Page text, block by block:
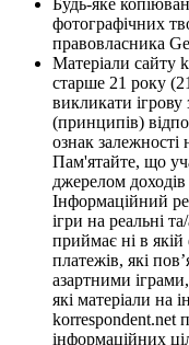
фотографічних
правовласника
Матеріали сайту
старше 21 року
викликати
(принципів)
ознак залежності
Пам'ятайте, що
джерелом
Інформаційний
ігри на реальні
приймає ні в
платежів, які
азартними
які матеріали на
korrespondent.net
інформаційних